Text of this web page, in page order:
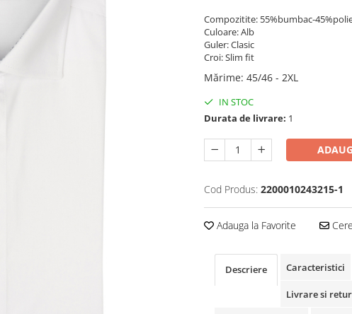
Compozitite: 55%bumbac-
Culoare: Alb
Guler: Clasic
Croi: Slim fit
Mărime: 45/46 - 2XL
IN STOC
Durata de livrare: 1
Cod Produs: 2200010243215-1
Adauga la Favorite
Descriere Caracteristici
Livrare si retur